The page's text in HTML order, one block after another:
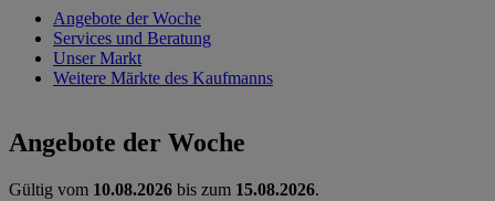
Angebote der Woche
Services und Beratung
Unser Markt
Weitere Märkte des Kaufmanns
Angebote der Woche
Gültig vom 10.08.2026 bis zum 15.08.2026.